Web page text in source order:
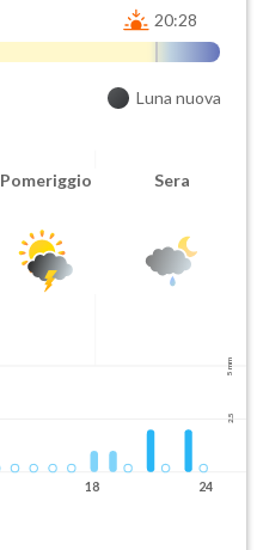
20:28
Luna nuova
Pomeriggio Sera
5 mm
2.5
18 24